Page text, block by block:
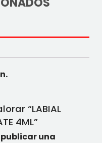
“LABIAL
4ML”
una